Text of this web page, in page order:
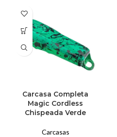
Carcasa Completa
Magic Cordless
Chispeada Verde
Carcasas